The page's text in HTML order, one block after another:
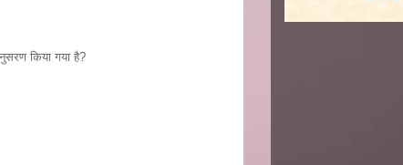
किया गया है?